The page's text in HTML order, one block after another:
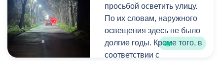
ООН против коррупции
(принята Генеральной
ассамблеей ООН 31
октября 2003 года).
просьбой осветить улицу.
По их словам, наружного
освещения здесь не было
долгие годы. Кроме того, в
соответствии с